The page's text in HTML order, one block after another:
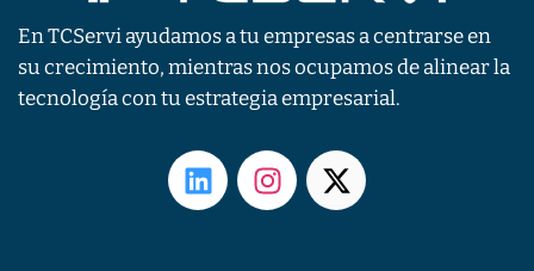
En TCServi ayudamos a tu empresas a centrarse en
su crecimiento, mientras nos ocupamos de alinear la
tecnología con tu estrategia empresarial.
L
i
I
n
X
-